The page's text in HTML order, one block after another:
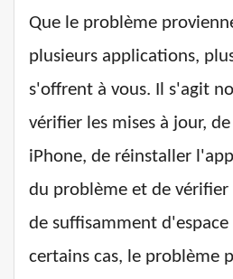
Que le problème
plusieurs applications,
s'offrent à vous. Il s'agit
vérifier les mises à jour,
iPhone, de réinstaller
du problème et de vérifier
de suffisamment d'espace
certains cas, le problème